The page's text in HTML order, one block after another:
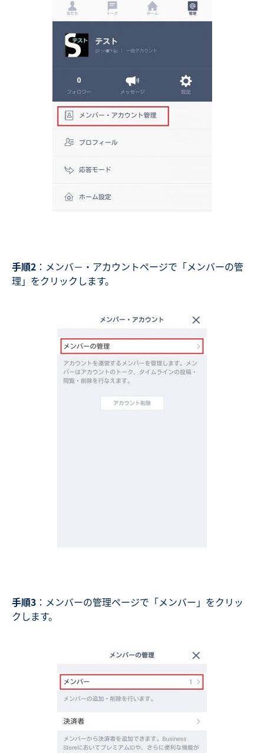
手順2 ：メンバ－・アカウントページで「メンバーの管
理」をクリックします。
手順3 ：メンバーの管理ページで「メンバー」をクリッ
クします。